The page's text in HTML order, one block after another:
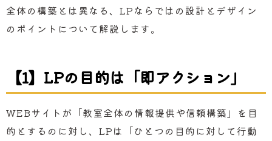
全体の構築とは異なる、LPならではの設計とデザイン
のポイントについて解説します。
【1】LPの目的は「即アクション」
WEBサイトが「教室全体の情報提供や信頼構築」を目
的とするのに対し、LPは「ひとつの目的に対して行動